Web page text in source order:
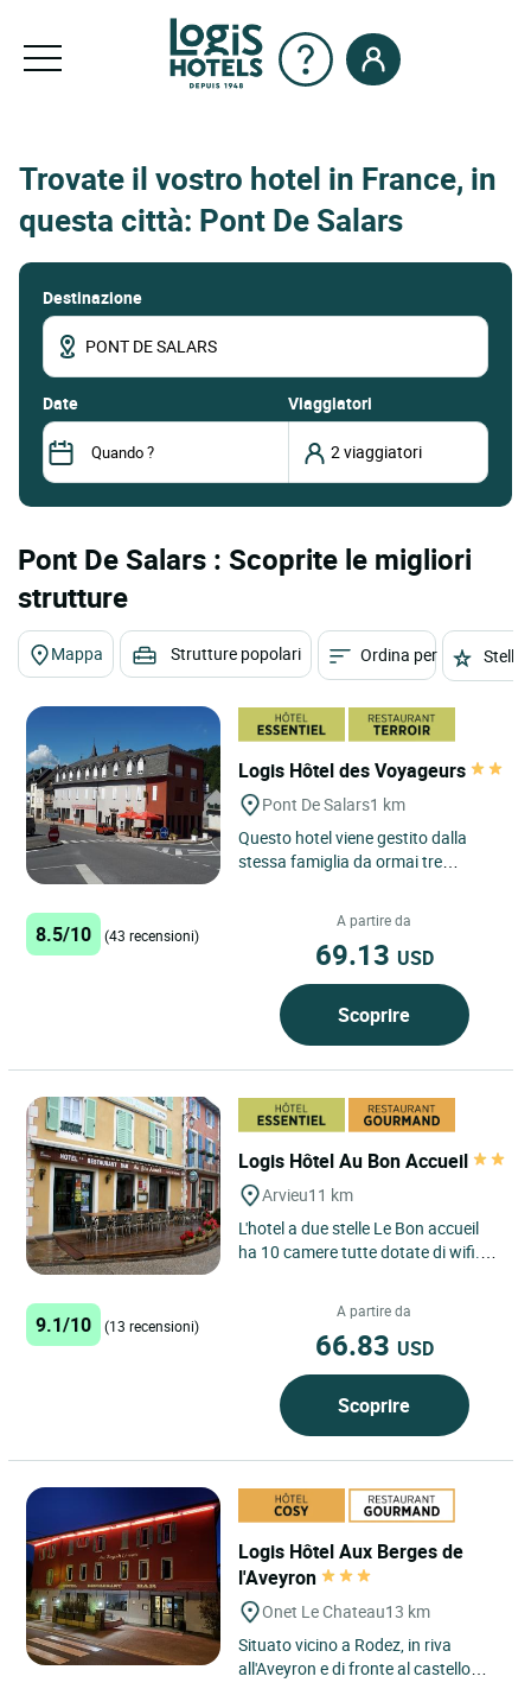
Trovate il vostro hotel in France, in
questa città: Pont De Salars
Destinazione
date Viaggiatori
Pont De Salars : Scoprite le migliori
strutture
Mappa Strutture popolari Ordina per Stelle
Logis Hôtel des Voyageurs
Pont De Salars1 km
Questo hotel viene gestito dalla
stessa famiglia da ormai tre
8.5/10 (43 recensioni)
A partire da
69.13 USD
Scoprire
Logis Hôtel Au Bon Accueil
Arvieu11 km
L'hotel a due stelle Le Bon accueil
ha 10 camere tutte dotate di wifi.
9.1/10 (13 recensioni)
A partire da
66.83 USD
Scoprire
Logis Hôtel Aux Berges de
l'Aveyron
Onet Le Chateau13 km
Situato vicino a Rodez, in riva
all'Aveyron e di fronte al castello